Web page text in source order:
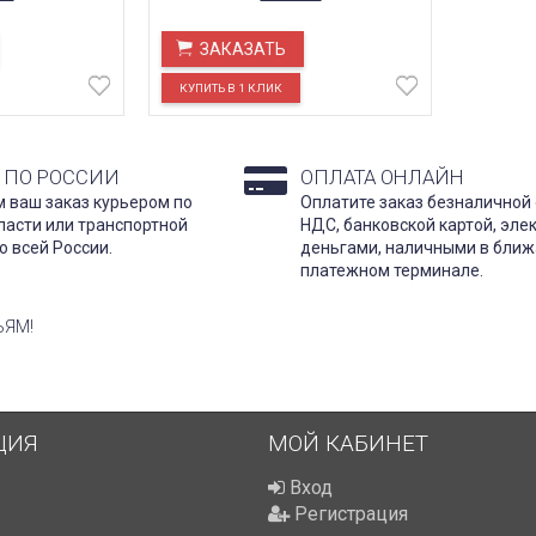
ЗАКАЗАТЬ
ПО РОССИИ
заказ курьером по
или транспортной
всей России.
ОПЛАТА ОНЛАЙН
Оплатите заказ безналичной
НДС, банковской картой,
деньгами, наличными в
платежном терминале.
МОЙ КАБИНЕТ
Вход
Регистрация